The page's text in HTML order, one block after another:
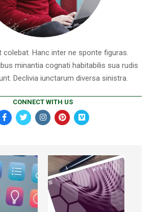
colebat. Hanc inter ne sponte figuras.
minantia cognati habitabilis sua rudis
Declivia iunctarum diversa sinistra.
CONNECT WITH US